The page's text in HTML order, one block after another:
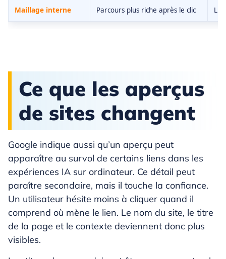
Maillage interne Parcours plus riche après le clic
Ce que les aperçus
de sites changent
Google indique aussi qu’un aperçu peut
apparaître au survol de certains liens dans les
expériences IA sur ordinateur. Ce détail peut
paraître secondaire, mais il touche la confiance.
Un utilisateur hésite moins à cliquer quand il
comprend où mène le lien. Le nom du site, le titre
de la page et le contexte deviennent donc plus
visibles.